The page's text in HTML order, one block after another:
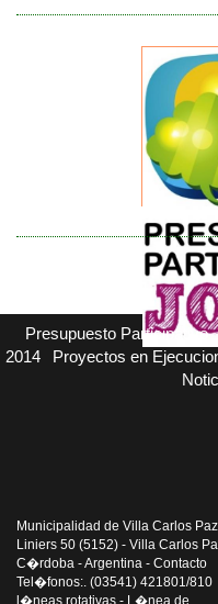
Presupuesto Participativo
2014
Proyectos en
Municipalidad de Villa Carlos
Liniers 50 (5152) - Villa Carlos
C�rdoba - Argentina - Contacto
Tel�fonos:. (03541) 421801/810
l�neas rotativas - L�nea de